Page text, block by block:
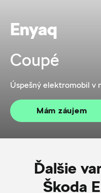
Enyaq
Coupé
Úspešný elektromobil v
Mám záujem
Ďalšie
Škoda